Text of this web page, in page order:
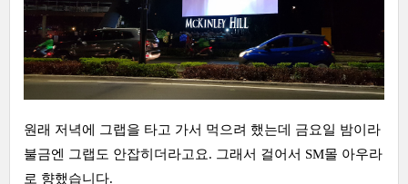
원래 저녁에 그랩을 타고 가서 먹으려 했는데 금요일 밤이라
불금엔 그랩도 안잡히더라고요. 그래서 걸어서 SM몰 아우라
로 향했습니다.